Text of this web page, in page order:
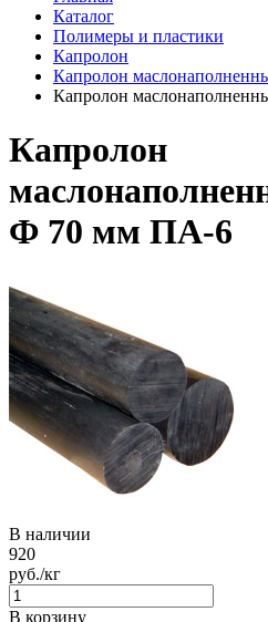
Каталог
Полимеры и пластики
Капролон
Капролон
Капролон
Капролон
Ф 70 мм ПА-6
В наличии
920
руб./кг
В корзину